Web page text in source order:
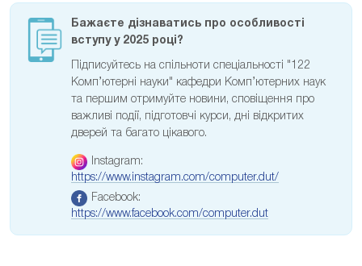
Бажаєте дізнаватись про особливості
вступу у 2025 році?
Підписуйтесь на спільноти спеціальності "122
Комп’ютерні науки" кафедри Комп’ютерних наук
та першим отримуйте новини, сповіщення про
важливі події, підготовчі курси, дні відкритих
дверей та багато цікавого.
Instagram:
https://www.instagram.com/computer.dut/
Facebook:
https://www.facebook.com/computer.dut